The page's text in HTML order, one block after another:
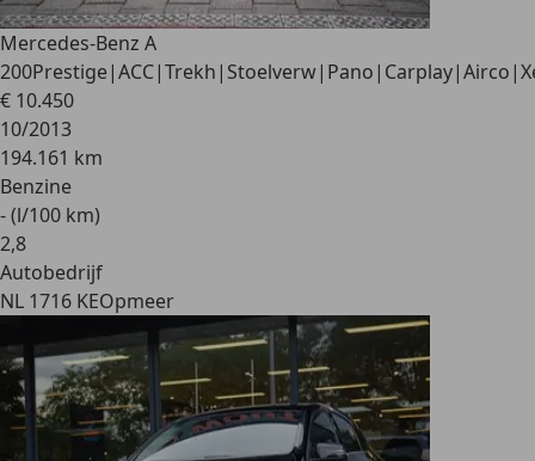
Mercedes-Benz A
200
€ 10.450
10/2013
194.161 km
Benzine
- (l/100 km)
2,8
Autobedrijf
NL 1716 KEOpmeer